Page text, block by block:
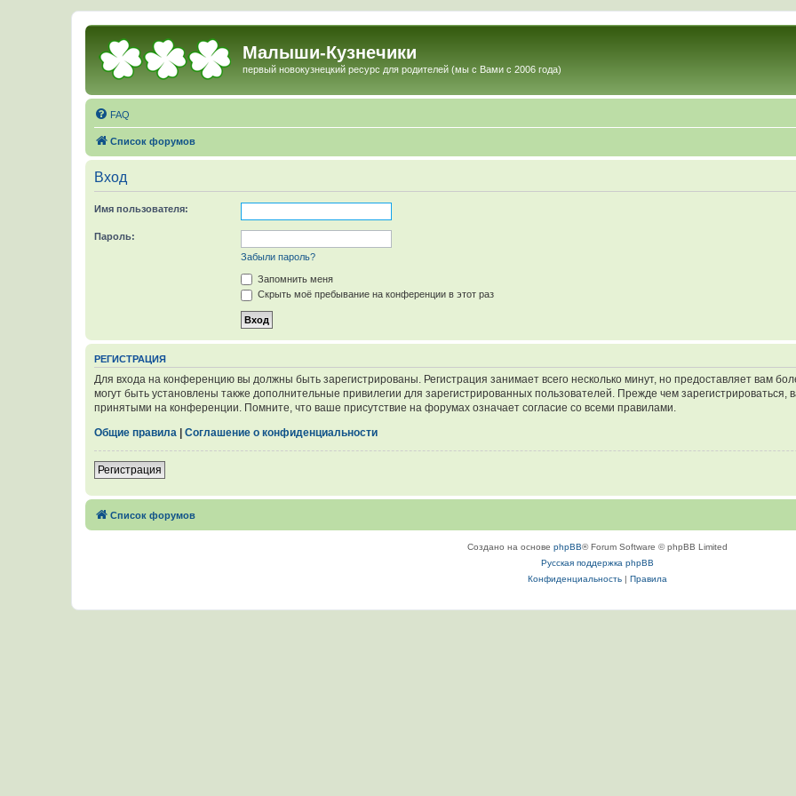
Малыши-Кузнечики
первый новокузнецкий ресурс для родителей (мы с Вами с 2006 года)
FAQ
Список форумов
Вход
Имя пользователя:
Пароль:
Забыли пароль?
Запомнить меня
Скрыть моё пребывание на конференции в этот раз
РЕГИСТРАЦИЯ
Для входа на конференцию вы должны быть зарегистрированы. Регистрация занимает всего несколько минут, но предоставляет вам
могут быть установлены также дополнительные привилегии для зарегистрированных пользователей. Прежде чем зарегистрироваться,
принятыми на конференции. Помните, что ваше присутствие на форумах означает согласие со всеми правилами.
Общие правила
Соглашение о конфиденциальности
Регистрация
Список форумов
Создано на основе phpBB® Forum Software © phpBB Limited
Русская поддержка phpBB
Конфиденциальность| Правила